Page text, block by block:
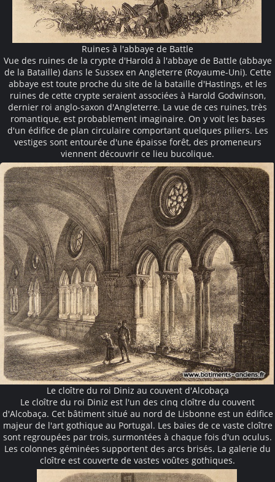
Ruines à l'abbaye de Battle
Vue des ruines de la crypte d'Harold à l'abbaye de Battle (abbaye
de la Bataille) dans le Sussex en Angleterre (Royaume-Uni). Cette
abbaye est toute proche du site de la bataille d'Hastings, et les
ruines de cette crypte seraient associées à Harold Godwinson,
dernier roi anglo-saxon d'Angleterre. La vue de ces ruines, très
romantique, est probablement imaginaire. On y voit les bases
d'un édifice de plan circulaire comportant quelques piliers. Les
vestiges sont entourée d'une épaisse forêt, des promeneurs
viennent découvrir ce lieu bucolique.
Le cloître du roi Diniz au couvent d'Alcobaça
Le cloître du roi Diniz est l'un des cinq cloître du couvent
d'Alcobaça. Cet bâtiment situé au nord de Lisbonne est un édifice
majeur de l'art gothique au Portugal. Les baies de ce vaste cloître
sont regroupées par trois, surmontées à chaque fois d'un oculus.
Les colonnes géminées supportent des arcs brisés. La galerie du
cloître est couverte de vastes voûtes gothiques.